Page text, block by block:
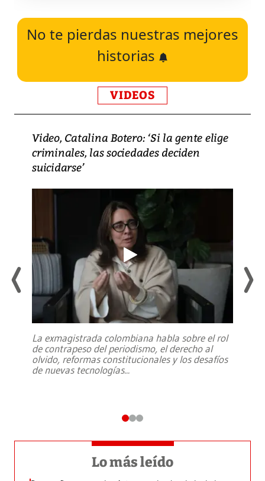
No te pierdas nuestras mejores
historias
VIDEOS
Video, Catalina Botero: ‘Si la gente elige
criminales, las sociedades deciden
suicidarse’
La exmagistrada colombiana habla sobre el rol
de contrapeso del periodismo, el derecho al
olvido, reformas constitucionales y los desafíos
de nuevas tecnologías...
Lo más leído